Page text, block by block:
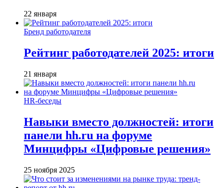
22 января
Бренд работодателя
Рейтинг работодателей 2025: итоги
21 января
HR-беседы
Навыки вместо должностей: итоги
панели hh.ru на форуме
Минцифры «Цифровые решения»
25 ноября 2025